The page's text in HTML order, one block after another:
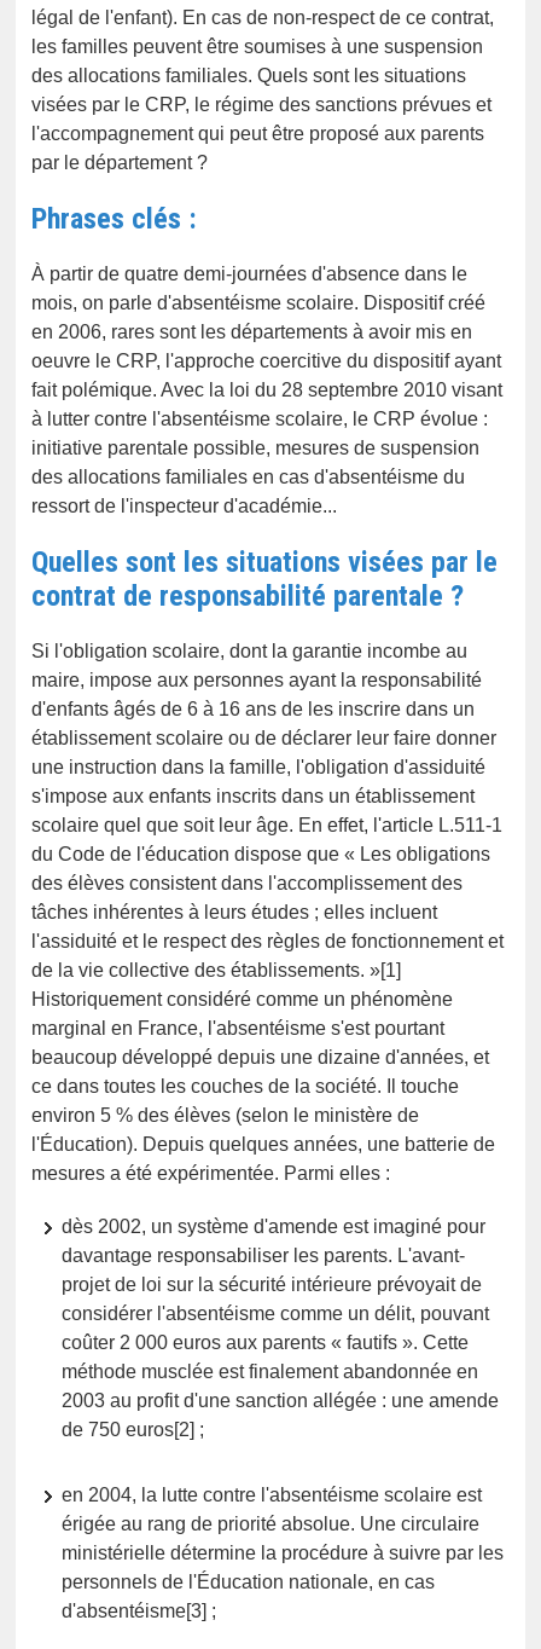
légal de l'enfant). En cas de non-respect de ce contrat,
les familles peuvent être soumises à une suspension
des allocations familiales. Quels sont les situations
visées par le CRP, le régime des sanctions prévues et
l'accompagnement qui peut être proposé aux parents
par le département ?
Phrases clés :
À partir de quatre demi-journées d'absence dans le
mois, on parle d'absentéisme scolaire. Dispositif créé
en 2006, rares sont les départements à avoir mis en
oeuvre le CRP, l'approche coercitive du dispositif ayant
fait polémique. Avec la loi du 28 septembre 2010 visant
à lutter contre l'absentéisme scolaire, le CRP évolue :
initiative parentale possible, mesures de suspension
des allocations familiales en cas d'absentéisme du
ressort de l'inspecteur d'académie...
Quelles sont les situations visées par le
contrat de responsabilité parentale ?
Si l'obligation scolaire, dont la garantie incombe au
maire, impose aux personnes ayant la responsabilité
d'enfants âgés de 6 à 16 ans de les inscrire dans un
établissement scolaire ou de déclarer leur faire donner
une instruction dans la famille, l'obligation d'assiduité
s'impose aux enfants inscrits dans un établissement
scolaire quel que soit leur âge. En effet, l'article L.511-1
du Code de l'éducation dispose que « Les obligations
des élèves consistent dans l'accomplissement des
tâches inhérentes à leurs études ; elles incluent
l'assiduité et le respect des règles de fonctionnement et
de la vie collective des établissements. »[1]
Historiquement considéré comme un phénomène
marginal en France, l'absentéisme s'est pourtant
beaucoup développé depuis une dizaine d'années, et
ce dans toutes les couches de la société. Il touche
environ 5 % des élèves (selon le ministère de
l'Éducation). Depuis quelques années, une batterie de
mesures a été expérimentée. Parmi elles :
dès 2002, un système d'amende est imaginé pour
davantage responsabiliser les parents. L'avant-
projet de loi sur la sécurité intérieure prévoyait de
considérer l'absentéisme comme un délit, pouvant
coûter 2 000 euros aux parents « fautifs ». Cette
méthode musclée est finalement abandonnée en
2003 au profit d'une sanction allégée : une amende
de 750 euros[2] ;
en 2004, la lutte contre l'absentéisme scolaire est
érigée au rang de priorité absolue. Une circulaire
ministérielle détermine la procédure à suivre par les
personnels de l'Éducation nationale, en cas
d'absentéisme[3] ;